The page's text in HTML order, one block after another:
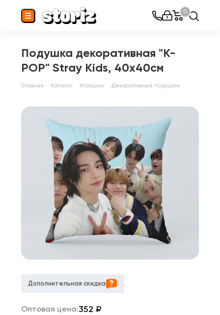
0
Подушка декоративная "K-
POP" Stray Kids, 40x40см
Главная Каталог Игрушки Декоративные подушки
Дополнительная скидка
Оптовая цена:352 ₽